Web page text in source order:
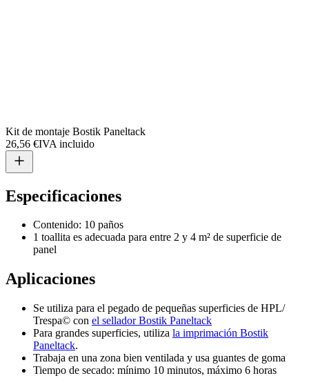
Kit de montaje Bostik Paneltack
26,56 €IVA incluido
Especificaciones
Contenido: 10 paños
1 toallita es adecuada para entre 2 y 4 m² de superficie de
panel
Aplicaciones
Se utiliza para el pegado de pequeñas superficies de HPL/
Trespa© con el sellador Bostik Paneltack
Para grandes superficies, utiliza la imprimación Bostik
Paneltack.
Trabaja en una zona bien ventilada y usa guantes de goma
Tiempo de secado: mínimo 10 minutos, máximo 6 horas